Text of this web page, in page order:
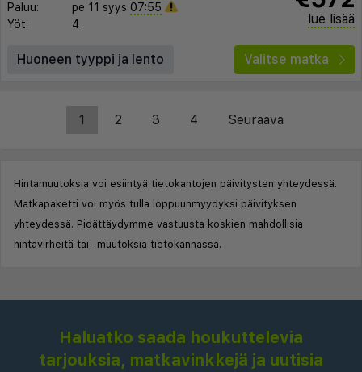
Paluu:
pe 11 syys 07:55
Yöt:
4 lue lisää
Huoneen tyyppi ja lento Valitse matka
1 2 3 4 Seuraava
Hintamuutoksia voi esiintyä tietokantojen päivitysten yhteydessä.
Matkapaketti voi myös tulla loppuunmyydyksi päivityksen
yhteydessä. Pidättäydymme vastuusta koskien mahdollisia
hintavirheitä tai -muutoksia tietokannassa.
Haluatko saada houkuttelevia
tarjouksia, matkavinkkejä ja uutisia